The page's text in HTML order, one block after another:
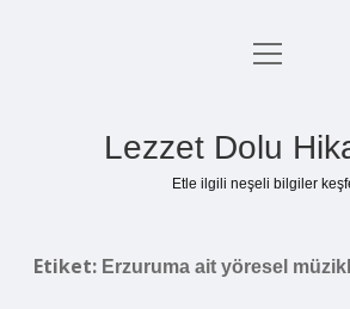
Anasayfa
menüyü
Lezzet Dolu
Etle ilgili neşeli bilgiler
Etiket: Erzuruma ait yöresel